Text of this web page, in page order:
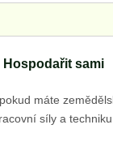
Hospodařit sami
máte
síly a